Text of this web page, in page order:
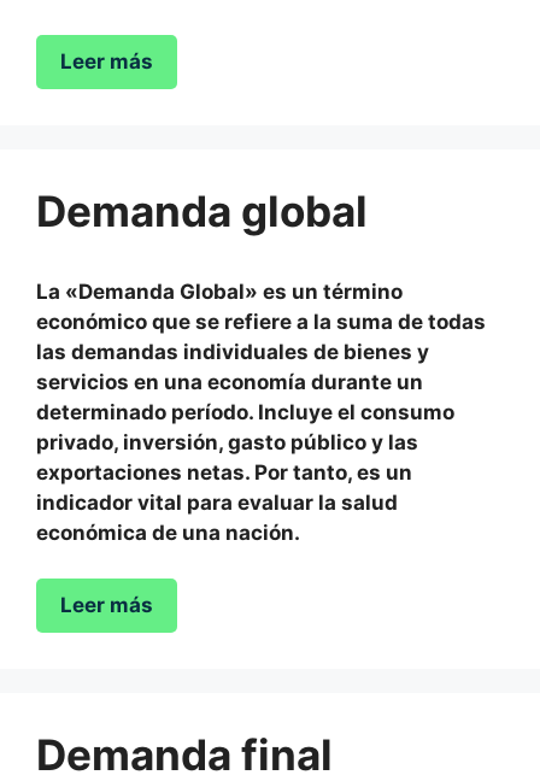
Leer más
Demanda global
La «Demanda Global» es un término
económico que se refiere a la suma de todas
las demandas individuales de bienes y
servicios en una economía durante un
determinado período. Incluye el consumo
privado, inversión, gasto público y las
exportaciones netas. Por tanto, es un
indicador vital para evaluar la salud
económica de una nación.
Leer más
Demanda final